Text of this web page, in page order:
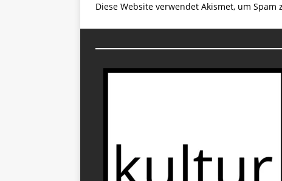
Diese Website verwendet Akismet, um Spam